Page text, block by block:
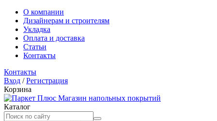
О компании
Дизайнерам и строителям
Укладка
Оплата и доставка
Статьи
Контакты
Контакты
Вход /Регистрация
Корзина
Магазин напольных покрытий
Каталог